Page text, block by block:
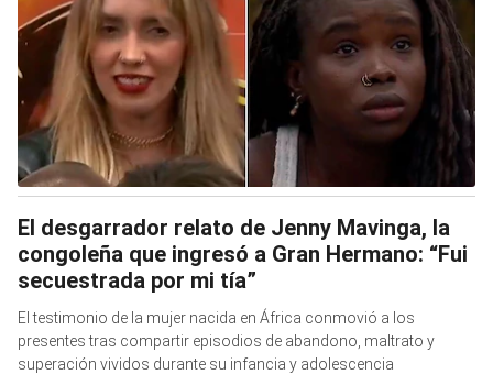
El desgarrador relato de Jenny Mavinga, la
congoleña que ingresó a Gran Hermano: “Fui
secuestrada por mi tía”
El testimonio de la mujer nacida en África conmovió a los
presentes tras compartir episodios de abandono, maltrato y
superación vividos durante su infancia y adolescencia